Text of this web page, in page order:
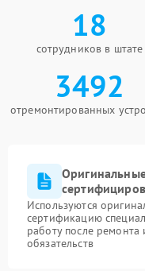
18
сотрудников в штате
3492
отремонтированных
Используются
сертификацию
работу после
обязательств